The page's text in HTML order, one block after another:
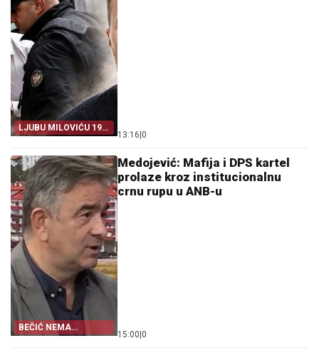
LJUBU MILOVIĆU 19
GODINA
13:16 0
BEČIĆ NEMA
KONTROLU
Medojević: Mafija i DPS kartel
prolaze kroz institucionalnu
crnu rupu u ANB-u
15:00 0